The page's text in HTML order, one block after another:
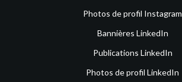
Photos de profil Instagram
Bannières LinkedIn
Publications LinkedIn
Photos de profil LinkedIn